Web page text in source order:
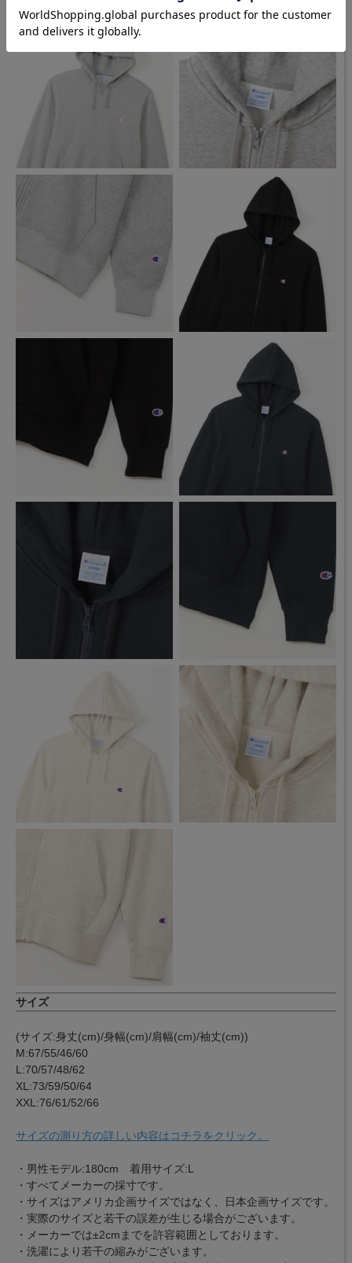
サイズ
(サイズ:身丈(cm)/身幅(cm)/肩幅(cm)/袖丈(cm))
M:67/55/46/60
L:70/57/48/62
XL:73/59/50/64
XXL:76/61/52/66
サイズの測り方の詳しい内容はコチラをクリック。
・男性モデル:180cm 着用サイズ:L
・すべてメーカーの採寸です。
・サイズはアメリカ企画サイズではなく、日本企画サイズです。
・実際のサイズと若干の誤差が生じる場合がございます。
・メーカーでは±2cmまでを許容範囲としております。
・洗濯により若干の縮みがございます。